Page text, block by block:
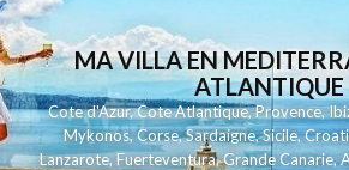
MA VILLA EN
ATLANTIQUE
Cote d'Azur,Cote Atlantique,Provence,
Mykonos,Corse,Sardaigne,Sicile,
Lanzarote,Fuerteventura,Grande Canarie,